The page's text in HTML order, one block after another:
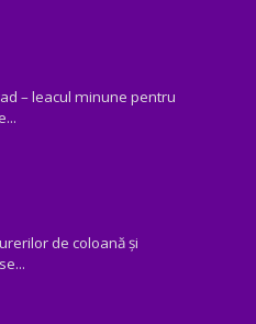
– leacul minune pentru
de coloană și